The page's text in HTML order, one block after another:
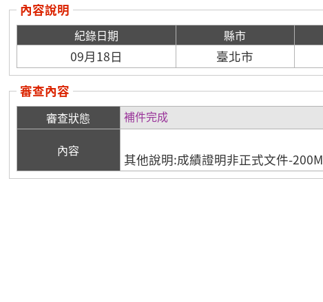
內容說明
紀錄日期 縣市
09月18日 臺北市
審查內容
審查狀態 補件完成
內容
其他說明:成績證明非正式文件-200M